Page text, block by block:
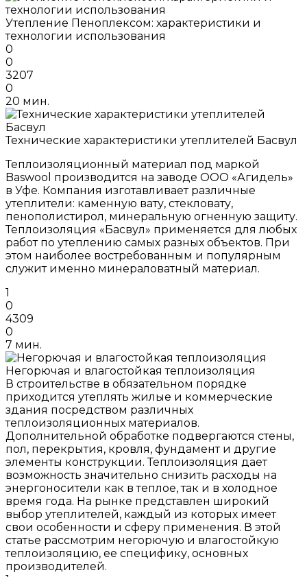
Утепление Пеноплексом: характеристики и
технологии использования
0
0
3207
0
20 мин.
Технические характеристики утеплителей Басвул
Теплоизоляционный материал под маркой
Baswool производится на заводе ООО «Агидель»
в Уфе. Компания изготавливает различные
утеплители: каменную вату, стекловату,
пенополистирол, минеральную огненную защиту.
Теплоизоляция «Басвул» применяется для любых
работ по утеплению самых разных объектов. При
этом наиболее востребованным и популярным
служит именно минераловатный материал.
1
0
4309
0
7 мин.
Негорючая и влагостойкая теплоизоляция
В строительстве в обязательном порядке
приходится утеплять жилые и коммерческие
здания посредством различных
теплоизоляционных материалов.
Дополнительной обработке подвергаются стены,
пол, перекрытия, кровля, фундамент и другие
элементы конструкции. Теплоизоляция дает
возможность значительно снизить расходы на
энергоносители как в теплое, так и в холодное
время года. На рынке представлен широкий
выбор утеплителей, каждый из которых имеет
свои особенности и сферу применения. В этой
статье рассмотрим негорючую и влагостойкую
теплоизоляцию, ее специфику, основных
производителей.